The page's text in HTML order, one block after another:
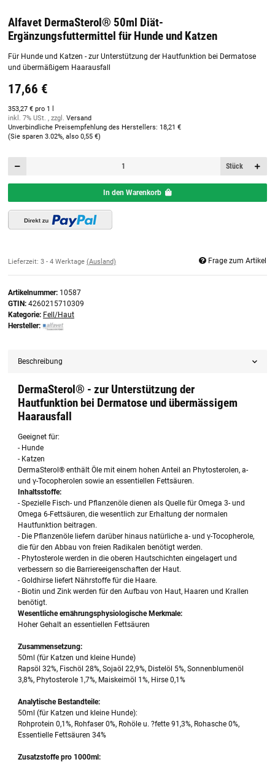
Alfavet DermaSterol® 50ml Diät-
Ergänzungsfuttermittel für Hunde und Katzen
Für Hunde und Katzen - zur Unterstützung der Hautfunktion bei Dermatose
und übermäßigem Haarausfall
17,66 €
353,27 € pro 1 l
inkl. 7% USt. , zzgl. Versand
Unverbindliche Preisempfehlung des Herstellers: 18,21 €
(Sie sparen 3.02%, also 0,55 €)
Stück
In den Warenkorb
Lieferzeit: 3 - 4 Werktage (Ausland) Frage zum Artikel
Artikelnummer: 10587
GTIN: 4260215710309
Kategorie: Fell/Haut
Hersteller:
Beschreibung
DermaSterol® - zur Unterstützung der
Hautfunktion bei Dermatose und übermässigem
Haarausfall
Geeignet für:
- Hunde
- Katzen
DermaSterol® enthält Öle mit einem hohen Anteil an Phytosterolen, a-
und γ-Tocopherolen sowie an essentiellen Fettsäuren.
Inhaltsstoffe:
- Spezielle Fisch- und Pflanzenöle dienen als Quelle für Omega 3- und
Omega 6-Fettsäuren, die wesentlich zur Erhaltung der normalen
Hautfunktion beitragen.
- Die Pflanzenöle liefern darüber hinaus natürliche a- und γ-Tocopherole,
die für den Abbau von freien Radikalen benötigt werden.
- Phytosterole werden in die oberen Hautschichten eingelagert und
verbessern so die Barriereeigenschaften der Haut.
- Goldhirse liefert Nährstoffe für die Haare.
- Biotin und Zink werden für den Aufbau von Haut, Haaren und Krallen
benötigt.
Wesentliche ernährungsphysiologische Merkmale:
Hoher Gehalt an essentiellen Fettsäuren
Zusammensetzung:
50ml (für Katzen und kleine Hunde)
Rapsöl 32%, Fischöl 28%, Sojaöl 22,9%, Distelöl 5%, Sonnenblumenöl
3,8%, Phytosterole 1,7%, Maiskeimöl 1%, Hirse 0,1%
Analytische Bestandteile:
50ml (für Katzen und kleine Hunde):
Rohprotein 0,1%, Rohfaser 0%, Rohöle u. ?fette 91,3%, Rohasche 0%,
Essentielle Fettsäuren 34%
Zusatzstoffe pro 1000ml: